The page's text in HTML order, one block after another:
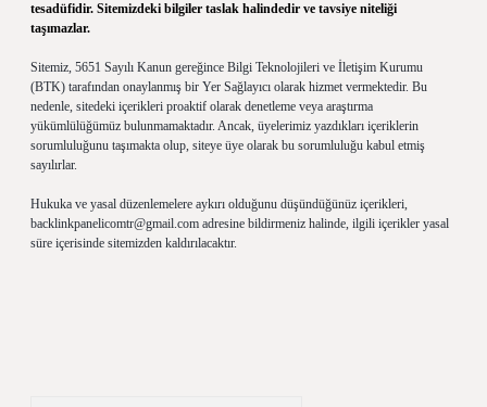
tesadüfidir. Sitemizdeki bilgiler taslak halindedir ve tavsiye niteliği
taşımazlar.
Sitemiz, 5651 Sayılı Kanun gereğince Bilgi Teknolojileri ve İletişim Kurumu
(BTK) tarafından onaylanmış bir Yer Sağlayıcı olarak hizmet vermektedir. Bu
nedenle, sitedeki içerikleri proaktif olarak denetleme veya araştırma
yükümlülüğümüz bulunmamaktadır. Ancak, üyelerimiz yazdıkları içeriklerin
sorumluluğunu taşımakta olup, siteye üye olarak bu sorumluluğu kabul etmiş
sayılırlar.
Hukuka ve yasal düzenlemelere aykırı olduğunu düşündüğünüz içerikleri,
backlinkpanelicomtr@gmail.com adresine bildirmeniz halinde, ilgili içerikler yasal
süre içerisinde sitemizden kaldırılacaktır.